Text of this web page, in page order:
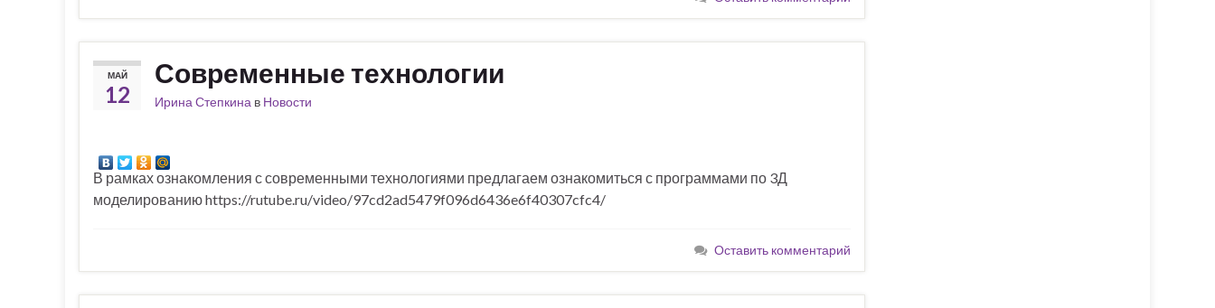
МАЙ
12
Современные технологии
Ирина Степкина в Новости
В рамках ознакомления с современными технологиями предлагаем ознакомиться с программами по 3Д
моделированию https://rutube.ru/video/97cd2ad5479f096d6436e6f40307cfc4/
Оставить комментарий